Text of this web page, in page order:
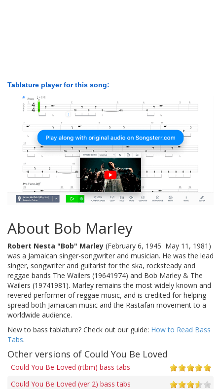
Tablature player for this song:
About Bob Marley
Robert Nesta "Bob" Marley (February 6, 1945  May 11, 1981)
was a Jamaican singer-songwriter and musician. He was the lead
singer, songwriter and guitarist for the ska, rocksteady and
reggae bands The Wailers (19641974) and Bob Marley & The
Wailers (19741981). Marley remains the most widely known and
revered performer of reggae music, and is credited for helping
spread both Jamaican music and the Rastafari movement to a
worldwide audience.
New to bass tablature? Check out our guide: How to Read Bass
Tabs.
Other versions of Could You Be Loved
Could You Be Loved (rtbm) bass tabs
Could You Be Loved (ver 2) bass tabs